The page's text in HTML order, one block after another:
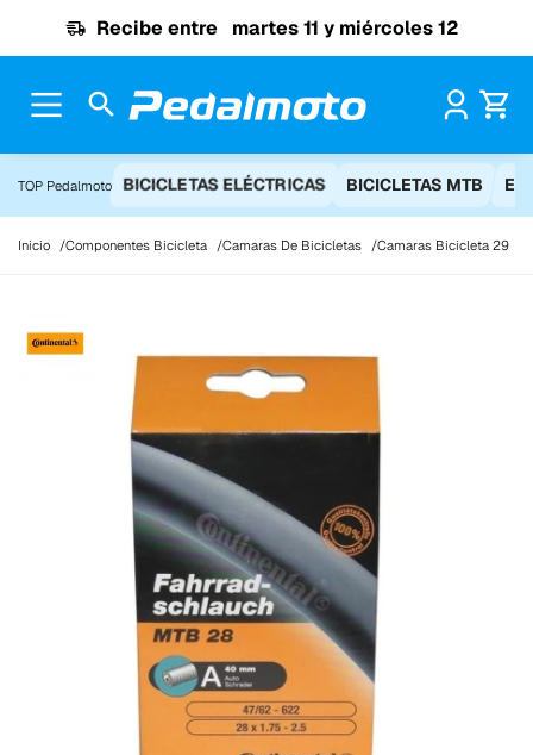
Recibe entre martes 11 y miércoles 12
TOP Pedalmoto BICICLETAS ELÉCTRICAS BICICLETAS MTB
Inicio Componentes Bicicleta Camaras De Bicicletas Camaras Bicicleta 29